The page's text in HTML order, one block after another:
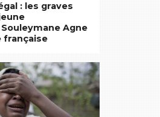
: les graves
Agne
française